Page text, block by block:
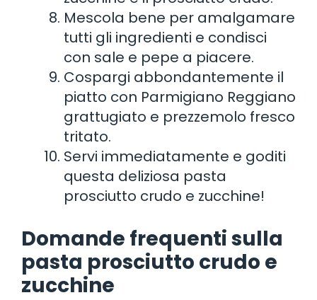
Mescola bene per amalgamare
tutti gli ingredienti e condisci
con sale e pepe a piacere.
Cospargi abbondantemente il
piatto con Parmigiano Reggiano
grattugiato e prezzemolo fresco
tritato.
Servi immediatamente e goditi
questa deliziosa pasta
prosciutto crudo e zucchine!
Domande frequenti sulla
pasta prosciutto crudo e
zucchine